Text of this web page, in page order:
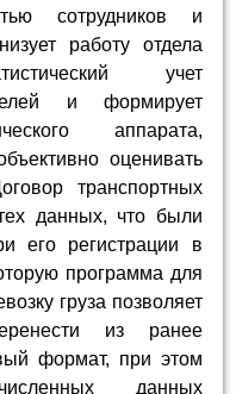
сотрудников и
работу отдела
учет
и формирует
аппарата,
оценивать
транспортных
данных, что были
его регистрации в
программа для
груза позволяет
из ранее
формат, при этом
данных